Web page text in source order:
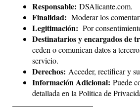
Responsable: DSAlicante.com.
Finalidad: Moderar los
Legitimación: Por
Destinatarios y encargados de
ceden o comunican datos a
servicio.
Derechos: Acceder, rectificar y
Información Adicional: Puede
detallada en la Política de